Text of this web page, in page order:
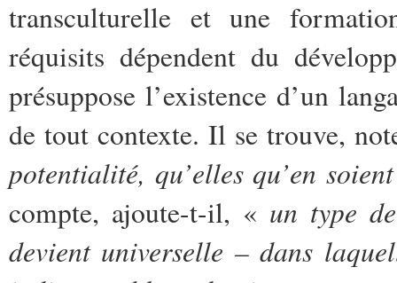
transculturelle et une
réquisits dépendent du
présuppose l’existence d’un
de tout contexte. Il se trouve,
potentialité, qu’elles qu’en
compte, ajoute-t-il, « un type
devient universelle – dans